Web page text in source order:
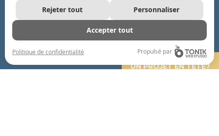
UN PROJET EN TÊTE?
Rejeter tout Personnaliser
Accepter tout
Politique de confidentialité Propulsé par